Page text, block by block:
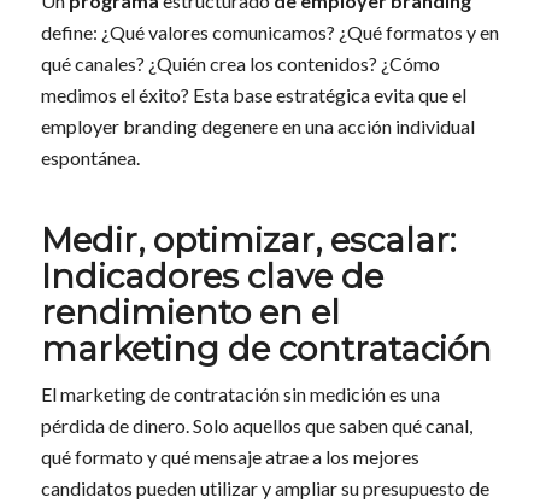
define: ¿Qué valores comunicamos? ¿Qué formatos y en
qué canales? ¿Quién crea los contenidos? ¿Cómo
medimos el éxito? Esta base estratégica evita que el
employer branding degenere en una acción individual
espontánea.
Medir, optimizar, escalar:
Indicadores clave de
rendimiento en el
marketing de contratación
El marketing de contratación sin medición es una
pérdida de dinero. Solo aquellos que saben qué canal,
qué formato y qué mensaje atrae a los mejores
candidatos pueden utilizar y ampliar su presupuesto de